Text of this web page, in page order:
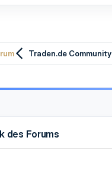
Traden.de Community
des Forums